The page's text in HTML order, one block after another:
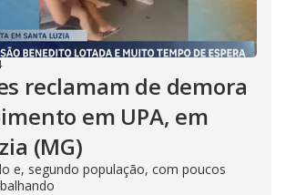
reclamam de demora
em UPA, em
(MG)
e, segundo população, com poucos